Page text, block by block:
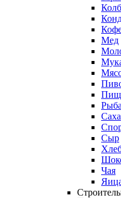
Мед
Рыба
Сыр
Чая